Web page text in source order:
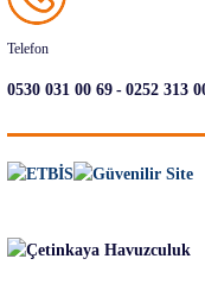
Telefon
0530 031 00 69-0252 313